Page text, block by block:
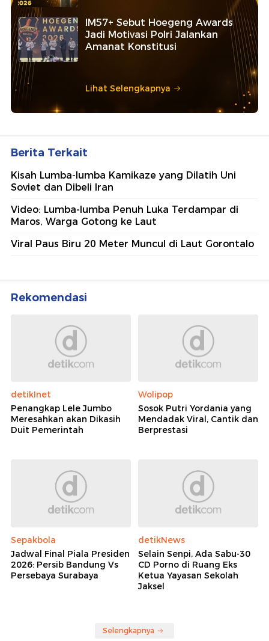
IM57+ Sebut Hoegeng Awards
Jadi Motivasi Polri Jalankan
Amanat Konstitusi
Lihat Selengkapnya
Berita Terkait
Kisah Lumba-lumba Kamikaze yang Dilatih Uni
Soviet dan Dibeli Iran
Video: Lumba-lumba Penuh Luka Terdampar di
Maros, Warga Gotong ke Laut
Viral Paus Biru 20 Meter Muncul di Laut Gorontalo
Rekomendasi
detikInet
Penangkap Lele Jumbo
Meresahkan akan Dikasih
Duit Pemerintah
Wolipop
Sosok Putri Yordania yang
Mendadak Viral, Cantik dan
Berprestasi
Sepakbola
Jadwal Final Piala Presiden
2026: Persib Bandung Vs
Persebaya Surabaya
detikNews
Selain Senpi, Ada Sabu-30
CD Porno di Ruang Eks
Ketua Yayasan Sekolah
Jaksel
Selengkapnya